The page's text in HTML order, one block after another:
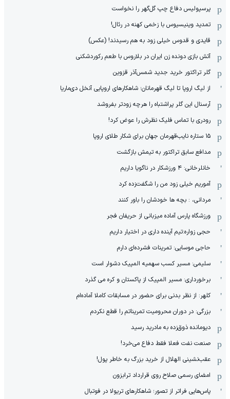
پرسپولیس دفاع چپ گل‌گهر را نخواست
تمدید وینیسیوس با زخمی کهنه در رئال!
قایدی و قدوس خیلی زود به هم رسیدند! (عکس)
آتش بازی دونده زن ایران در بلاروس با طعم رکوردشکنی
گلر تراکتور خرید جدید شمس‌آذر قزوین
از لیگ اروپا تا لیگ قهرمانان؛ شاهکارهای اروپایی آنخل دی‌ماریا
آرسنال این گلر پراشتباه را هرچه زودتر بفروشد
رودری با تماس فلیک نظرش را عوض کرد!
١۵ ستاره نایب‌قهرمان جهان برای شکار طلای اروپا
مدافع سابق تراکتور به تیمش بازگشت
خانلرخانی: ۴ ورزشکار در ناگویا داریم
آموریم خیلی زود من را شگفت‌زده کرد
مردانی، : بچه ها خودشان را باور کنند
ورزشگاه پارس آماده میزبانی از حریفان فجر
حجی زواره:تیم آینده داری در اختیار داریم
حاجی موسایی: تمرینات فشرده‌ای دارم
سلیمی: مسیر کسب سهمیه المپیک دشوار است
برخورداری: مسیر المپیک از پاکستان و کره می گذرد
کلهر: از نظر بدنی برای حضور در مسابقات کاملا آماده‌ام
بزرگی: در دوران محرومیت تمریناتم را قطع نکردم
دیومانده ذوق‌زده به مادرید رسید
صنعت نفت فعلا فقط دفاع می‌خرد!
عقب‌نشینی الهلال از خرید بزرگ به خاطر پول!
امضای رسمی صلاح روی قرارداد ترابزون
پاس‌هایی فراتر از تصور؛ شاهکارهای تریولا در فوتبال